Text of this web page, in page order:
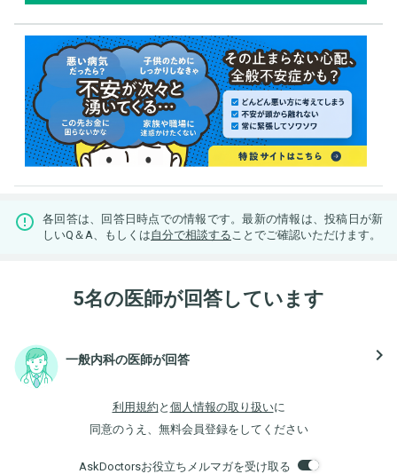
各回答は、回答日時点での情報です。最新の情報は、投稿日が新
しいQ＆A、もしくは自分で相談する ことでご確認いただけます。
5名の医師が回答しています
一般内科の医師が回答 navigate_next
利用規約 と 個人情報の取り扱いに
同意のうえ、無料会員登録をしてください
AskDoctorsお役立ちメルマガを受け取る